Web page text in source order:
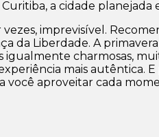
a cidade
imprevisível.
da Liberdade. A
igualmente charmosas,
mais autêntica.
aproveitar cada